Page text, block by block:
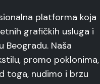
platforma koja
grafičkih usluga i
Beogradu. Naša
promo poklonima,
toga, nudimo i brzu